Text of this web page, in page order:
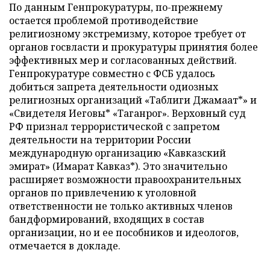
По данным Генпрокуратуры, по-прежнему
остается проблемой противодействие
религиозному экстремизму, которое требует от
органов госвласти и прокуратуры принятия более
эффективных мер и согласованных действий.
Генпрокуратуре совместно с ФСБ удалось
добиться запрета деятельности одиозных
религиозных организаций «Таблиги Джамаат*» и
«Свидетеля Иеговы* «Таганрог». Верховный суд
РФ признал террористической с запретом
деятельности на территории России
международную организацию «Кавказский
эмират» (Имарат Кавказ*). Это значительно
расширяет возможности правоохранительных
органов по привлечению к уголовной
ответственности не только активных членов
бандформирований, входящих в состав
организации, но и ее пособников и идеологов,
отмечается в докладе.